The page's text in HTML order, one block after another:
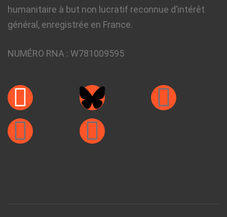
humanitaire à but non lucratif reconnue d’intérêt
général, enregistrée en France.
NUMÉRO RNA : W781009595